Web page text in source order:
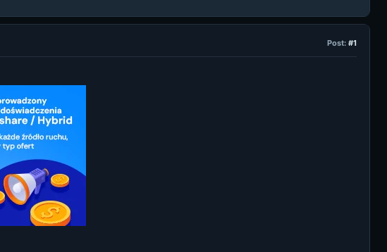
Post: #1